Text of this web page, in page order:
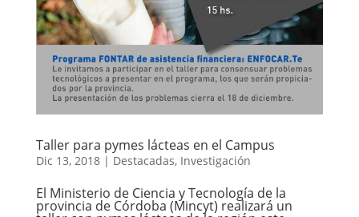
Taller para pymes lácteas en el Campus
Dic 13, 2018| Destacadas, Investigación
El Ministerio de Ciencia y Tecnología de la
provincia de Córdoba (Mincyt) realizará un